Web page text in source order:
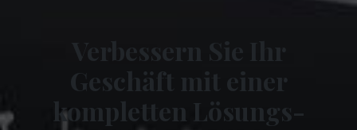
Verbessern Sie Ihr
Geschäft mit einer
kompletten Lösungs-